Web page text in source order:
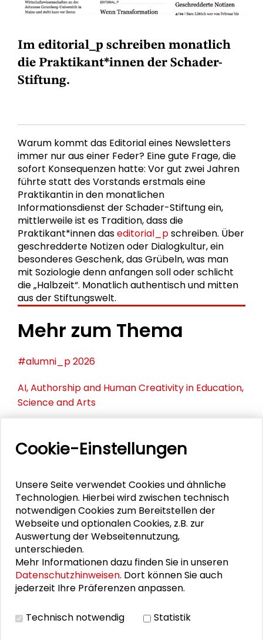
Im editorial_p schreiben monatlich
die Praktikant*innen der Schader-
Stiftung.
Warum kommt das Editorial eines Newsletters
immer nur aus einer Feder? Eine gute Frage, die
sofort Konsequenzen hatte: Vor gut zwei Jahren
führte statt des Vorstands erstmals eine
Praktikantin in den monatlichen
Informationsdienst der Schader-Stiftung ein,
mittlerweile ist es Tradition, dass die
Praktikant*innen daseditorial_pschreiben. Über
geschredderte Notizen oder Dialogkultur, ein
besonderes Geschenk, das Grübeln, was man
mit Soziologie denn anfangen soll oder schlicht
die „Halbzeit“. Monatlich authentisch und mitten
aus der Stiftungswelt.
Mehr zum Thema
#alumni_p 2026
AI, Authorship and Human Creativity in Education,
Science and Arts
Wer steckt hinter Stiftungen?
PERSONEN IM KONTEXT
Laura Pauli
Helene Pleil
Anna-Lena Treitz
Cookie-Einstellungen
Unsere Seite verwendet Cookies und ähnliche
Technologien. Hierbei wird zwischen technisch
notwendigen Cookies zum Bereitstellen der
Webseite und optionalen Cookies, z.B. zur
Auswertung der Webseitennutzung,
unterschieden.
Mehr Informationen dazu finden Sie in unseren
Datenschutzhinweisen. Dort können Sie auch
jederzeit Ihre Präferenzen anpassen.
Technisch notwendig Statistik